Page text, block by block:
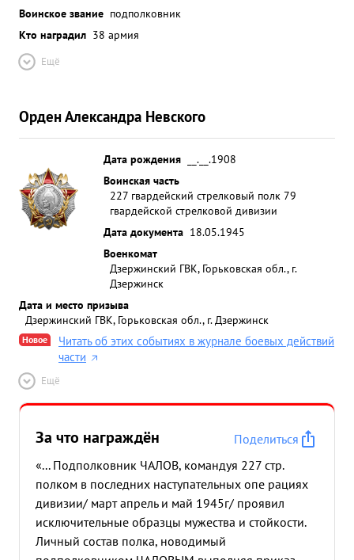
Воинское звание подполковник
Кто наградил 38 армия
Ещё
Орден Александра Невского
Дата рождения
__.__.1908
Воинская часть
227 гвардейский стрелковый полк 79
гвардейской стрелковой дивизии
Дата документа 18.05.1945
Военкомат
Дзержинский ГВК, Горьковская обл., г.
Дзержинск
Дата и место призыва
Дзержинский ГВК, Горьковская обл., г. Дзержинск
Новое
Читать об этих событиях в журнале боевых действий
части
Ещё
За что награждён
Поделиться
«... Подполковник ЧАЛОВ, командуя 227 стр.
полком в последних наступательных опе рациях
дивизии/ март апрель и май 1945г/ проявил
исключительные образцы мужества и стойкости.
Личный состав полка, новодимый